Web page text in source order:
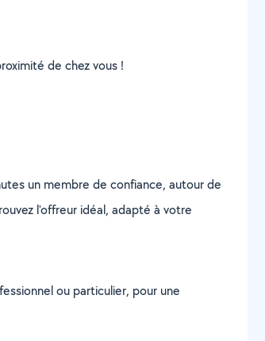
de chez vous !
un membre de confiance, autour de
l'offreur idéal, adapté à votre
ou particulier, pour une